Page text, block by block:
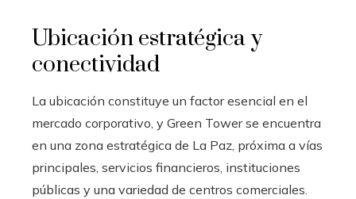
Ubicación estratégica y
conectividad
La ubicación constituye un factor esencial en el
mercado corporativo, y Green Tower se encuentra
en una zona estratégica de La Paz, próxima a vías
principales, servicios financieros, instituciones
públicas y una variedad de centros comerciales.